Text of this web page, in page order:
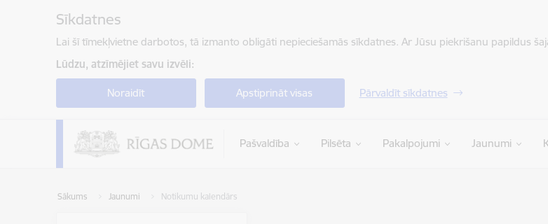
Sīkdatnes
Lai šī tīmekļvietne darbotos, tā izmanto obligāti nepieciešamās sīkdatnes. Ar Jūsu piekrišanu papildus
Lūdzu, atzīmējiet savu izvēli:
Noraidīt Apstiprināt visas Pārvaldīt sīkdatnes
Pašvaldība Pilsēta Pakalpojumi Jaunumi
Sākums Jaunumi Notikumu kalendārs